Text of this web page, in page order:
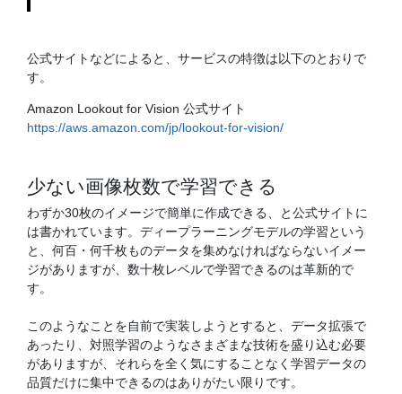
公式サイトなどによると、サービスの特徴は以下のとおりで
す。
Amazon Lookout for Vision 公式サイト
https://aws.amazon.com/jp/lookout-for-vision/
少ない画像枚数で学習できる
わずか30枚のイメージで簡単に作成できる、と公式サイトに
は書かれています。ディープラーニングモデルの学習という
と、何百・何千枚ものデータを集めなければならないイメー
ジがありますが、数十枚レベルで学習できるのは革新的で
す。
このようなことを自前で実装しようとすると、データ拡張で
あったり、対照学習のようなさまざまな技術を盛り込む必要
がありますが、それらを全く気にすることなく学習データの
品質だけに集中できるのはありがたい限りです。